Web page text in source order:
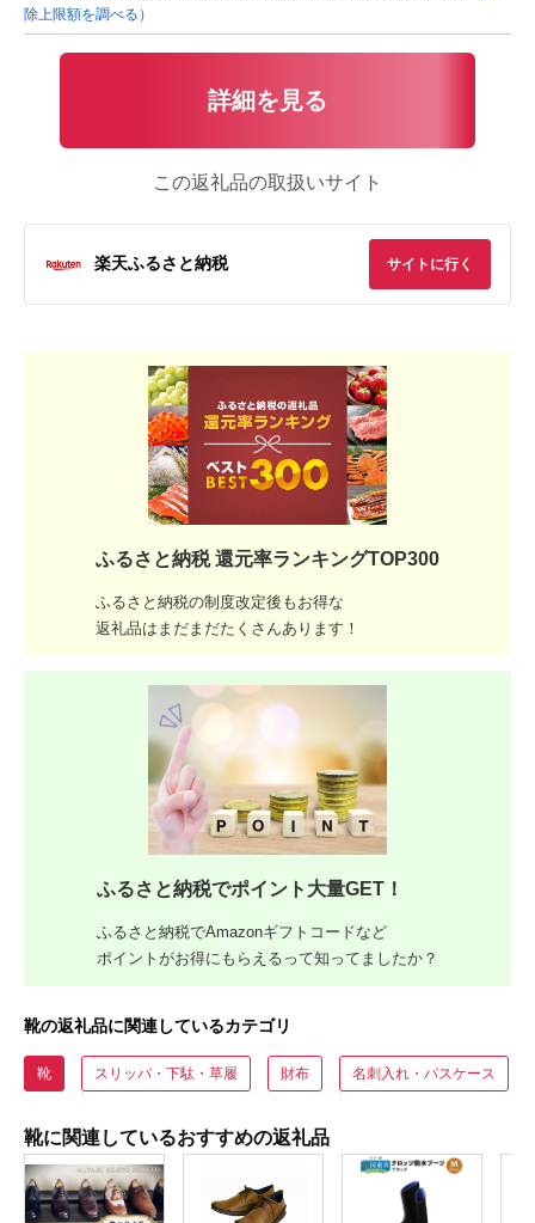
除上限額を調べる）
詳細を見る
この返礼品の取扱いサイト
楽天ふるさと納税 サイトに行く
ふるさと納税 還元率ランキングTOP300
ふるさと納税の制度改定後もお得な
返礼品はまだまだたくさんあります！
ふるさと納税でポイント大量GET！
ふるさと納税でAmazonギフトコードなど
ポイントがお得にもらえるって知ってましたか？
靴の返礼品に関連しているカテゴリ
靴 スリッパ・下駄・草履 財布 名刺入れ・パスケース
靴に関連しているおすすめの返礼品